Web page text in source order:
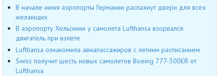
В начале июня аэропорты Германии распахнут двери для всех
желающих
В аэропорту Хельсинки у самолета Lufthansa взорвался
двигатель при взлете
Lufthansa ознакомила авиапассажиров с летним расписанием
Swiss получит шесть новых самолетов Boeing 777-300ER от
Lufthansa